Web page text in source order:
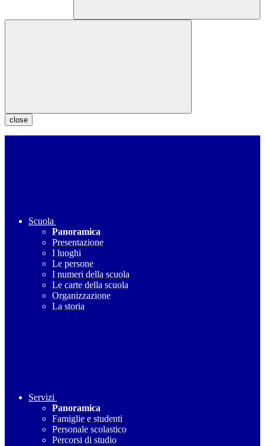
close
Scuola
Panoramica
Presentazione
I luoghi
Le persone
I numeri della scuola
Le carte della scuola
Organizzazione
La storia
Servizi
Panoramica
Famiglie e studenti
Personale scolastico
Percorsi di studio